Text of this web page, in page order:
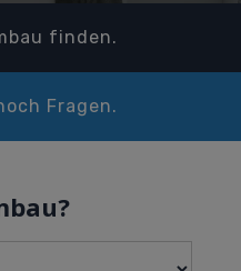
finden.
Fragen.